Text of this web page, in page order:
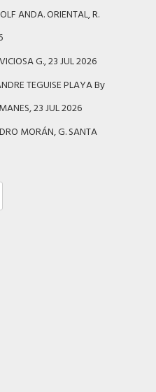
ANDA. ORIENTAL, R.
G., 23 JUL 2026
TEGUISE PLAYA By
23 JUL 2026
MORÁN, G. SANTA